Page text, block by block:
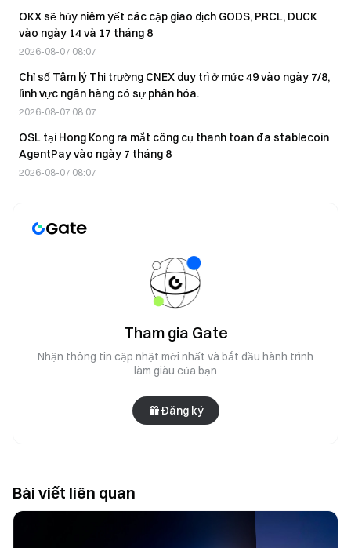
OKX sẽ hủy niêm yết các cặp giao dịch GODS, PRCL, DUCK
vào ngày 14 và 17 tháng 8
2026-08-07 08:07
Chỉ số Tâm lý Thị trường CNEX duy trì ở mức 49 vào ngày 7/8,
lĩnh vực ngân hàng có sự phân hóa.
2026-08-07 08:07
OSL tại Hong Kong ra mắt công cụ thanh toán đa stablecoin
AgentPay vào ngày 7 tháng 8
2026-08-07 08:07
Tham gia Gate
Nhận thông tin cập nhật mới nhất và bắt đầu hành trình
làm giàu của bạn
Đăng ký
Bài viết liên quan